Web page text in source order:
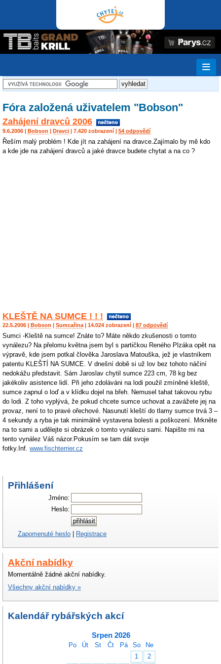
Fóra založená uživatelem "Bobson"
Zahájení dravců 2006
9.6.2006 | Bobson | Dravci | 7.420 zobrazení | 54 odpovědí
Řeším malý problém ! Kde jít na zahájení na dravce.Zajímalo by mě kdo
a kde jde na zahájení dravců a jaké dravce budete chytat a na co ?
KLEŠTĚ NA SUMCE ! ! !
22.5.2006 | Bobson | Sumcařina | 14.024 zobrazení | 87 odpovědí
Sumci -Kleště na sumce! Znáte to? Máte někdo zkušenosti o tomto
vynálezu? Na přelomu května jsem byl s partičkou Reného Plzáka opět na
výpravě, kde jsem potkal člověka Jaroslava Matouška, jež je vlastníkem
patentu KLEŠTÍ NA SUMCE. V dnešní době si už lov bez tohoto náčiní
nedokážu představit. Sám Jaroslav chytil sumce 223 cm, 78 kg bez
jakékoliv asistence lidí. Při jeho zdoláváni na lodi použil zmíněné kleště,
sumce zapnul o loď a v klídku dojel na břeh. Nemusel tahat takovou rybu
do lodi. Z toho vyplývá, že pokud chcete sumce uchovat a zavážete jej na
provaz, není to to pravé ořechové. Nasunutí kleští do tlamy sumce trvá 3 –
4 sekundy a ryba je tak minimálně vystavena bolesti a poškození. Mrkněte
na to sami a udělejte si obrázek o tomto vynálezu sami. Napište mi na
tento vynález Váš názor.Pokusím se tam dát svoje
fotky.Inf. www.fischterrier.cz
Přihlášení
Jméno:
Heslo:
Zapomenuté heslo Registrace
Akční nabídky
Momentálně žádné akční nabídky.
Všechny akční nabídky »
Kalendář rybářských akcí
Srpen 2026
Po Út St Čt Pá So
Ne
1
2